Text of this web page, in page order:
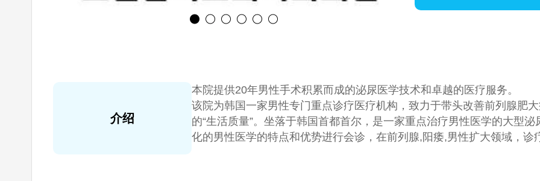
介绍
本院提供20年男性手术积累而成的泌尿医学技术和卓越的医疗服务。
该院为韩国一家男性专门重点诊疗医疗机构，致力于带头改善前列腺肥
的“生活质量”。坐落于韩国首都首尔，是一家重点治疗男性医学的大型
化的男性医学的特点和优势进行会诊，在前列腺,阳痿,男性扩大领域，